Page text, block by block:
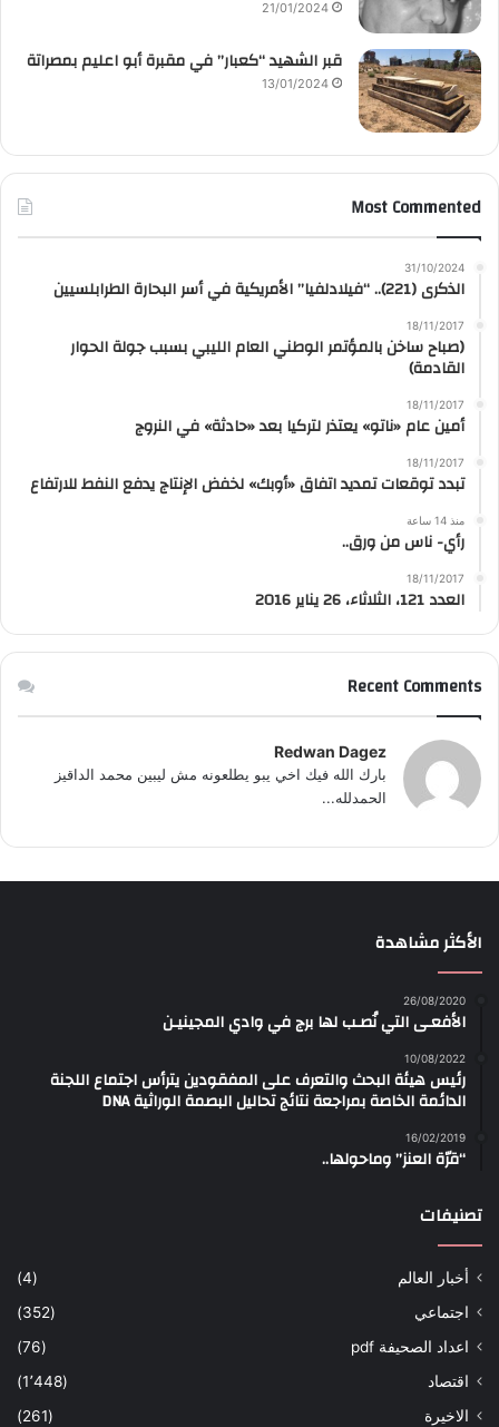
21/01/2024
قبر الشهيد “كعبار” في مقبرة أبو اعليم بمصراتة
13/01/2024
Most Commented
31/10/2024
الذكرى (221).. “فيلادلفيا” الأمريكية في أسر البحارة الطرابلسيين
18/11/2017
(صباح ساخن بالمؤتمر الوطني العام الليبي بسبب جولة الحوار
القادمة)
18/11/2017
أمين عام «ناتو» يعتذر لتركيا بعد «حادثة» في النروج
18/11/2017
تبدد توقعات تمديد اتفاق «أوبك» لخفض الإنتاج يدفع النفط للارتفاع
منذ 14 ساعة
رأي- ناس من ورق..
18/11/2017
العدد 121، الثلاثاء، 26 يناير 2016
Recent Comments
Redwan Dagez
بارك الله فيك اخي يبو يطلعونه مش ليبين محمد الداقيز
الحمدلله...
الأكثر مشاهدة
26/08/2020
الأفعـى التي نُصـب لها برج في وادي المجينيـن
10/08/2022
رئيس هيئة البحث والتعرف على المفقودين يترأس اجتماع اللجنة
الدائمة الخاصة بمراجعة نتائج تحاليل البصمة الوراثية DNA
16/02/2019
“قرّة العنز” وماحولها..
تصنيفات
أخبار العالم
(4)
اجتماعي
(352)
اعداد الصحيفة pdf
(76)
اقتصاد
(1٬448)
الاخيرة
(261)